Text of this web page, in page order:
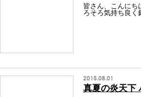
皆さん、こんにち
ろそろ気持ち良く
2015.08.01
真夏の炎天下